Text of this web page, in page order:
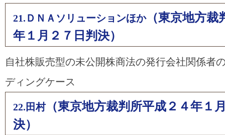
21.ＤＮＡソリューションほか（東京地方裁
年１月２７日判決）
自社株販売型の未公開株商法の発行会社関係者
ディングケース
22.田村（東京地方裁判所平成２４年１
決）